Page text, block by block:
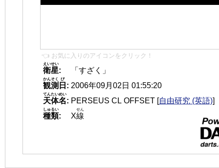
👈 お気に入りのアイコンをクリック！
衛星
えいせい
:
「すざく」
観測
かんそく
日
び
: 2006年09月02日 01:55:20
天体名
てんたいめい
: PERSEUS CL OFFSET [自由研究 (英語)]
種類
しゅるい
: X線
せん